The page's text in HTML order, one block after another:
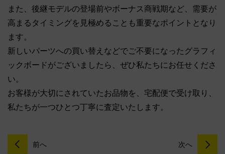
また、後継モデルの登場前やボーナス商戦期など、需要が
高まるタイミングを見極めることも重要なポイントとなり
ます。
新しいパーツへの買い替えなどでご不要になったグラフィ
ックボードがございましたら、ぜひ私たちにお任せくださ
い。
お客様が大切にされていたお品物を、宅配便で受け取り、
私たちが一つひとつ丁寧に査定いたします。
前へ 次へ